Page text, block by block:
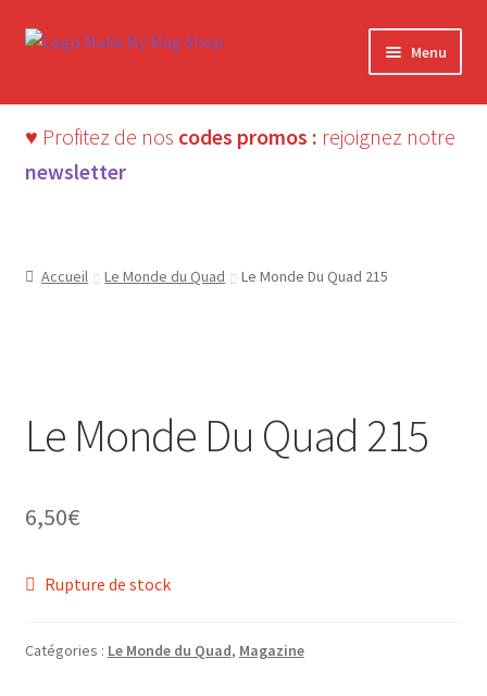
Aller
Aller
Menu
♥ Profitez de nos codes promos : rejoignez notre
newsletter
Accueil Le Monde du Quad Le Monde Du Quad 215
Le Monde Du Quad 215
6,50€
Rupture de stock
Catégories : Le Monde du Quad, Magazine